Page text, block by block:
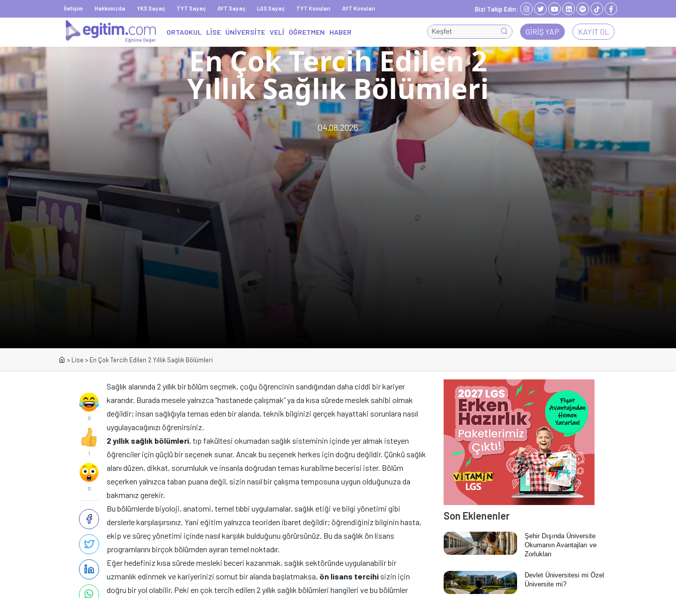
İletişim Hakkımızda YKS Sayaç TYT Sayaç AYT Sayaç LGS Sayaç TYT Konuları AYT Konuları Bizi Takip Edin:
GIRIŞ YAP KAYIT OL
ORTAOKUL LİSE ÜNİVERSİTE VELİ ÖĞRETMEN HABER
En Çok Tercih Edilen 2
Yıllık Sağlık Bölümleri
04.08.2026
> Lise > En Çok Tercih Edilen 2 Yıllık Sağlık Bölümleri
0
1
0
Sağlık alanında 2 yıllık bir bölüm seçmek, çoğu öğrencinin sandığından daha ciddi bir kariyer
kararıdır. Burada mesele yalnızca “hastanede çalışmak” ya da kısa sürede meslek sahibi olmak
değildir; insan sağlığıyla temas eden bir alanda, teknik bilginizi gerçek hayattaki sorunlara nasıl
uygulayacağınızı öğrenirsiniz.
2 yıllık sağlık bölümleri, tıp fakültesi okumadan sağlık sisteminin içinde yer almak isteyen
öğrenciler için güçlü bir seçenek sunar. Ancak bu seçenek herkes için doğru değildir. Çünkü sağlık
alanı düzen, dikkat, sorumluluk ve insanla doğrudan temas kurabilme becerisi ister. Bölüm
seçerken yalnızca taban puana değil, sizin nasıl bir çalışma temposuna uygun olduğunuza da
bakmanız gerekir.
Bu bölümlerde biyoloji, anatomi, temel tıbbi uygulamalar, sağlık etiği ve bilgi yönetimi gibi
derslerle karşılaşırsınız. Yani eğitim yalnızca teoriden ibaret değildir; öğrendiğiniz bilginin hasta,
ekip ve süreç yönetimi içinde nasıl karşılık bulduğunu görürsünüz. Bu da sağlık ön lisans
programlarını birçok bölümden ayıran temel noktadır.
Eğer hedefiniz kısa sürede mesleki beceri kazanmak, sağlık sektöründe uygulanabilir bir
uzmanlık edinmek ve kariyerinizi somut bir alanda başlatmaksa, ön lisans tercihi sizin için
doğru bir yol olabilir. Peki en çok tercih edilen 2 yıllık sağlık bölümleri hangileri ve bu bölümler
Son Eklenenler
Şehir Dışında Üniversite
Okumanın Avantajları ve
Zorlukları
Devlet Üniversitesi mi Özel
Üniversite mi?